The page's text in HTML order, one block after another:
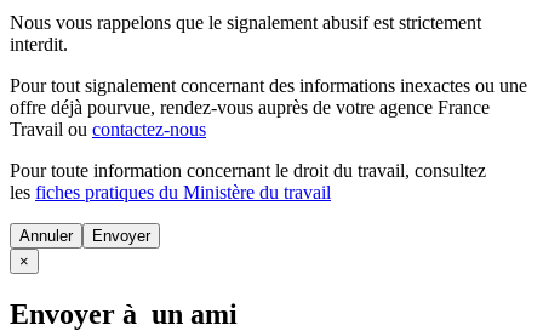
Nous vous rappelons que le signalement abusif est strictement
interdit.
Pour tout signalement concernant des informations inexactes ou une
offre déjà pourvue, rendez-vous auprès de votre agence France
Travail ou contactez-nous
Pour toute information concernant le droit du travail, consultez
les fiches pratiques du Ministère du travail
Annuler
×
Envoyer à un ami